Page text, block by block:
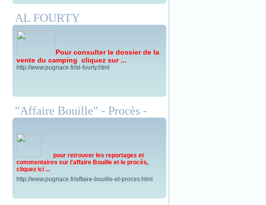
AL FOURTY
Pour consulter le dossier de la
vente du camping cliquez sur ...
http://www.pugnace.fr/al-fourty.html
"Affaire Bouille" - Procès -
pour retrouver les reportages et
commentaires sur l'affaire Bouille et le procès,
cliquez ici ...
http://www.pugnace.fr/affaire-bouille-et-proces.html